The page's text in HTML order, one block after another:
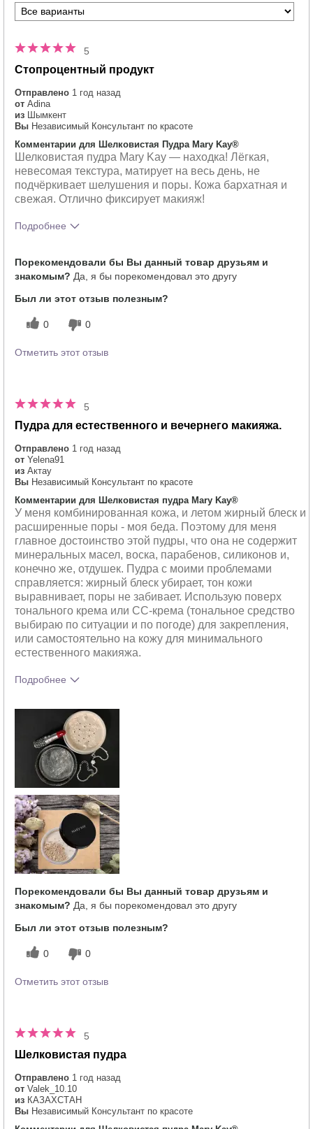
5
Стопроцентный продукт
Отправлено 1 год назад
от Adina
из Шымкент
Вы Независимый Консультант по красоте
Комментарии для Шелковистая Пудра Mary Kay®
Шелковистая пудра Mary Kay — находка! Лёгкая,
невесомая текстура, матирует на весь день, не
подчёркивает шелушения и поры. Кожа бархатная и
свежая. Отлично фиксирует макияж!
Подробнее
продукта?
Как отличается опыт использования
этого продукта от декоративной
Порекомендовали бы Вы данный товар друзьям и
знакомым? Да, я бы порекомендовал это другу
Был ли этот отзыв полезным?
0 0
Отметить этот отзыв
5
Пудра для естественного и вечернего макияжа.
Отправлено 1 год назад
от Yelena91
из Актау
Вы Независимый Консультант по красоте
Комментарии для Шелковистая пудра Mary Kay®
У меня комбинированная кожа, и летом жирный блеск и
расширенные поры - моя беда. Поэтому для меня
главное достоинство этой пудры, что она не содержит
минеральных масел, воска, парабенов, силиконов и,
конечно же, отдушек. Пудра с моими проблемами
справляется: жирный блеск убирает, тон кожи
выравнивает, поры не забивает. Использую поверх
тонального крема или СС-крема (тональное средство
выбираю по ситуации и по погоде) для закрепления,
или самостоятельно на кожу для минимального
естественного макияжа.
Подробнее
продукта?
Как отличается опыт использования
этого продукта от декоративной
косметики других брендов?
Порекомендовали бы Вы данный товар друзьям и
знакомым? Да, я бы порекомендовал это другу
Был ли этот отзыв полезным?
0 0
Отметить этот отзыв
5
Шелковистая пудра
Отправлено 1 год назад
от Valek_10.10
из КАЗАХСТАН
Вы Независимый Консультант по красоте